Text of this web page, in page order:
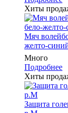
Хиты
Мяч
желто-
Много
Подробнее
Хиты
Защита